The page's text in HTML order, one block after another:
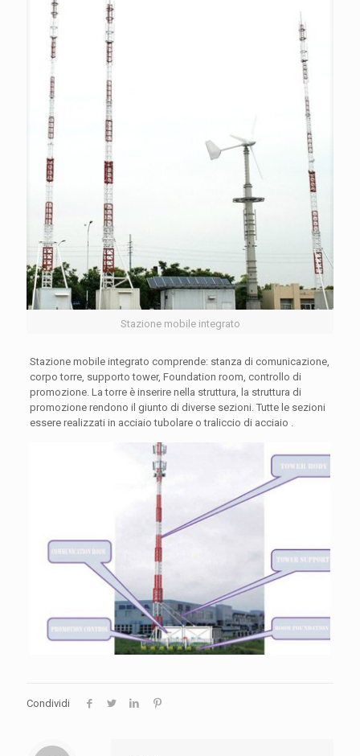
Stazione mobile integrato
Stazione mobile integrato comprende: stanza di comunicazione,
corpo torre, supporto tower, Foundation room, controllo di
promozione. La torre è inserire nella struttura, la struttura di
promozione rendono il giunto di diverse sezioni. Tutte le sezioni
essere realizzati in acciaio tubolare o traliccio di acciaio .
Condividi